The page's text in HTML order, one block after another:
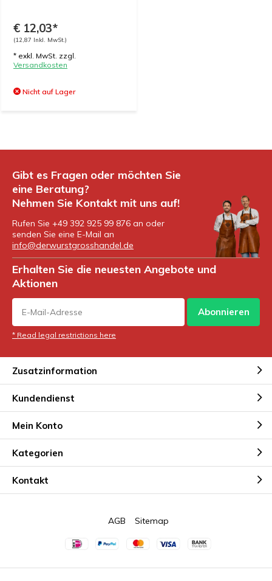
€ 12,03*
(12,87 Inkl. MwSt.)
* exkl. MwSt. zzgl.
Versandkosten
Nicht auf Lager
Gibt es Fragen oder möchten Sie
eine Beratung?
Nehmen Sie Kontakt mit uns auf!
Rufen Sie +49 392 925 99 876 an oder
senden Sie eine E-Mail an
info@derwurstgrosshandel.de
Erhalten Sie die neuesten Angebote und
Aktionen
Abonnieren
* Read legal restrictions here
Zusatzinformation
Kundendienst
Mein Konto
Kategorien
Kontakt
AGB Sitemap